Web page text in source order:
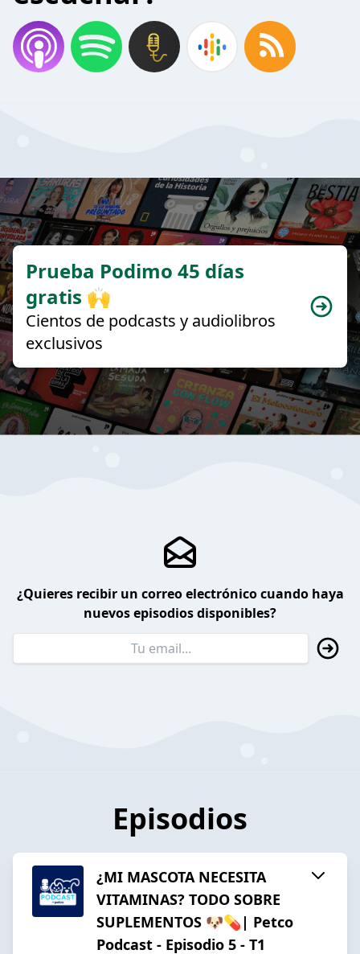
Prueba Podimo 45 días
gratis 🙌
Cientos de podcasts y audiolibros
exclusivos
¿Quieres recibir un correo electrónico cuando haya
nuevos episodios disponibles?
Episodios
¿MI MASCOTA NECESITA
VITAMINAS? TODO SOBRE
SUPLEMENTOS 🐶💊| Petco
Podcast - Episodio 5 - T1​